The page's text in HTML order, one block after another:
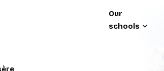
de recherche
Our
schools